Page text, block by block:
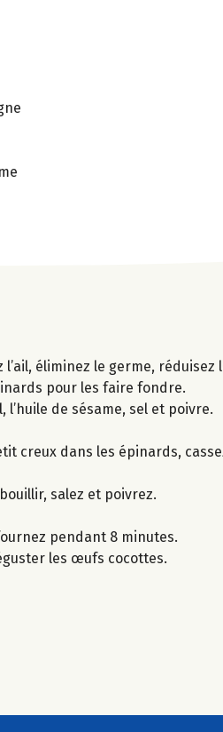
éliminez le germe, réduisez
pour les faire fondre.
de sésame, sel et poivre.
creux dans les épinards,
salez et poivrez.
pendant 8 minutes.
les œufs cocottes.